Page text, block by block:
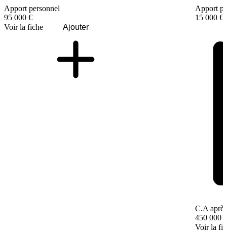
Apport personnel
95 000 €
Voir la fiche
Ajouter
Apport
15 000 €
C.A
450 000 €
Voir la